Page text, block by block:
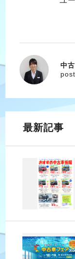
もり
中
最新記事